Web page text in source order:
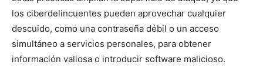
los ciberdelincuentes pueden aprovechar cualquier
descuido, como una contraseña débil o un acceso
simultáneo a servicios personales, para obtener
información valiosa o introducir software malicioso.